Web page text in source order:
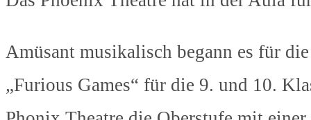
Amüsant musikalisch begann es für
„Furious Games“ für die 9. und 10.